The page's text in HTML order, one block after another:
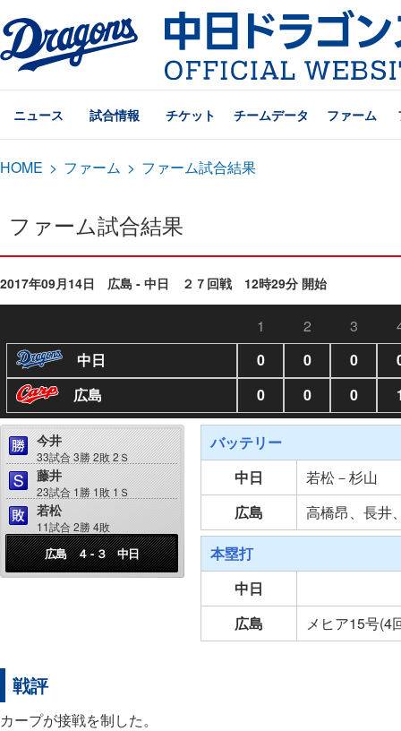
ニュース 試合情報 チケット チームデータ ファーム
HOME > ファーム > ファーム試合結果
ファーム試合結果
2017年09月14日 広島 - 中日 ２７回戦 12時29分 開始
1 2 3
中日
0 0 0
広島
0 0 0
今井
33試合 3勝 2敗 2Ｓ
藤井
23試合 1勝 1敗 1Ｓ
若松
11試合 2勝 4敗
広島 ４ - ３ 中日
バッテリー
中日
若松－杉山
広島
高橋昂、長井
本塁打
中日
広島
メヒア15号(4
戦評
カープが接戦を制した。